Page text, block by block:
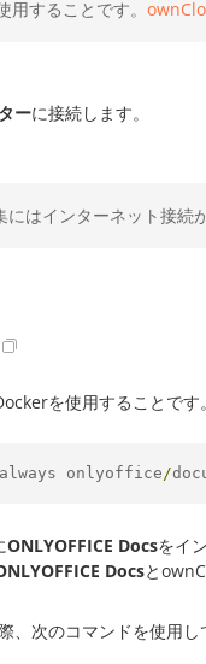
することです。
ーに接続します。
はインターネット接続
を使用することです
always onlyoffice/
ONLYOFFICE Docsをイ
Docsと
、次のコマンドを使用